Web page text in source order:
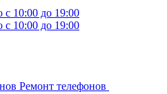
с 10:00 до 19:00
с 10:00 до 19:00
Ремонт телефонов